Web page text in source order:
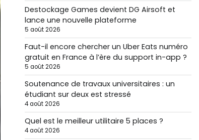
Destockage Games devient DG Airsoft et
lance une nouvelle plateforme
5 août 2026
Faut-il encore chercher un Uber Eats numéro
gratuit en France à l’ère du support in-app ?
5 août 2026
Soutenance de travaux universitaires : un
étudiant sur deux est stressé
4 août 2026
Quel est le meilleur utilitaire 5 places ?
4 août 2026